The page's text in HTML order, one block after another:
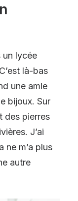
un lycée
là-bas
une amie
bijoux. Sur
des pierres
J’ai
ne m’a plus
autre